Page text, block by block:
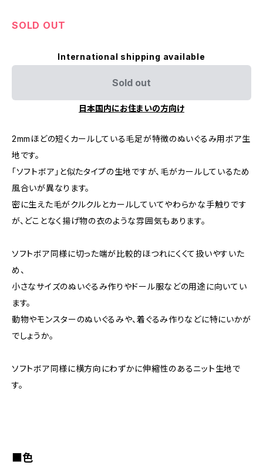
SOLD OUT
International shipping available
Sold out
日本国内にお住まいの方向け
2mmほどの短くカールしている毛足が特徴のぬいぐるみ用ボア生
地です。
「ソフトボア」と似たタイプの生地ですが、毛がカールしているため
風合いが異なります。
密に生えた毛がクルクルとカールしていてやわらかな手触りです
が、どことなく揚げ物の衣のような雰囲気もあります。
ソフトボア同様に切った端が比較的ほつれにくくて扱いやすいた
め、
小さなサイズのぬいぐるみ作りやドール服などの用途に向いてい
ます。
動物やモンスターのぬいぐるみや、着ぐるみ作りなどに特にいかが
でしょうか。
ソフトボア同様に横方向にわずかに伸縮性のあるニット生地で
す。
■色